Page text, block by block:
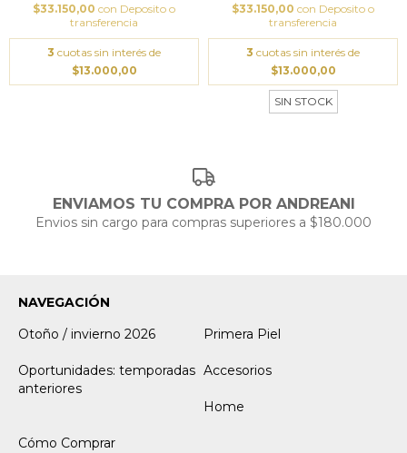
$33.150,00 con Deposito o
transferencia
3 cuotas sin interés de
$13.000,00
$33.150,00 con Deposito o
transferencia
3 cuotas sin interés de
$13.000,00
SIN STOCK
ENVIAMOS TU COMPRA POR ANDREANI
Envios sin cargo para compras superiores a $180.000
NAVEGACIÓN
Otoño / invierno 2026
Primera Piel
Oportunidades: temporadas
anteriores
Accesorios
Home
Cómo Comprar